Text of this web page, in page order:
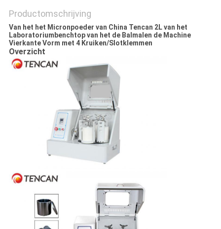
Productomschrijving
Van het het Micronpoeder van China Tencan 2L van het
Laboratoriumbenchtop van het de Balmalen de Machine
Vierkante Vorm met 4 Kruiken/Slotklemmen
Overzicht